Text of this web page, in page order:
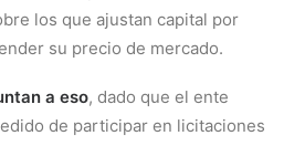
los que ajustan capital por
su precio de mercado.
a eso, dado que el ente
de participar en licitaciones